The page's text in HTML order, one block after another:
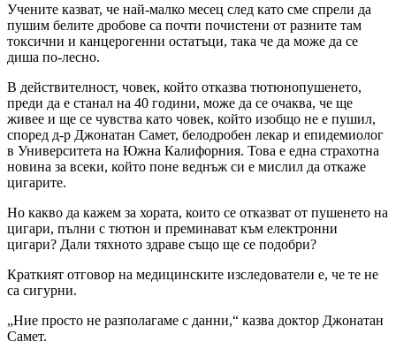
Учените казват, че най-малко месец след като сме спрели да
пушим белите дробове са почти почистени от разните там
токсични и канцерогенни остатъци, така че да може да се
диша по-лесно.
В действителност, човек, който отказва тютюнопушенето,
преди да е станал на 40 години, може да се очаква, че ще
живее и ще се чувства като човек, който изобщо не е пушил,
според д-р Джонатан Самет, белодробен лекар и епидемиолог
в Университета на Южна Калифорния. Това е една страхотна
новина за всеки, който поне веднъж си е мислил да откаже
цигарите.
Но какво да кажем за хората, които се отказват от пушенето на
цигари, пълни с тютюн и преминават към електронни
цигари? Дали тяхното здраве също ще се подобри?
Краткият отговор на медицинските изследователи е, че те не
са сигурни.
„Ние просто не разполагаме с данни,“ казва доктор Джонатан
Самет.